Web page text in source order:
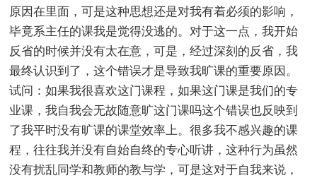
原因在里面，可是这种思想还是对我有着必须的影响，
毕竟系主任的课我是觉得没逃的。对于这一点，我开始
反省的时候并没有太在意，可是，经过深刻的反省，我
最终认识到了，这个错误才是导致我旷课的重要原因。
试问：如果我很喜欢这门课程，如果这门课是我们的专
业课，我自我会无故随意旷这门课吗这个错误也反映到
了我平时没有旷课的课堂效率上。很多我不感兴趣的课
程，往往我并没有自始自终的专心听讲，这种行为虽然
没有扰乱同学和教师的教与学，可是这对于自我来说，